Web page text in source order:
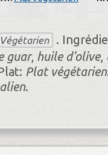
Végétarien .
guar, huile d'olive,
Plat végétarien
.